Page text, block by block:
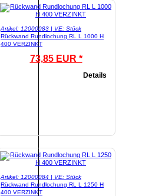
Artikel: 12000083 | VE: Stück
Rückwand Rundlochung RL L 1000 H
400 VERZINKT
73,85 EUR *
Details
Artikel: 12000084 | VE: Stück
Rückwand Rundlochung RL L 1250 H
400 VERZINKT